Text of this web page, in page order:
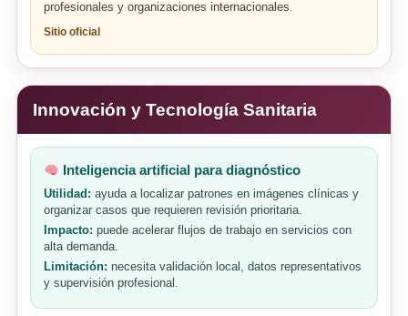
profesionales y organizaciones internacionales.
Sitio oficial
Innovación y Tecnología Sanitaria
Inteligencia artificial para diagnóstico
Utilidad: ayuda a localizar patrones en imágenes clínicas y
organizar casos que requieren revisión prioritaria.
Impacto: puede acelerar flujos de trabajo en servicios con
alta demanda.
Limitación: necesita validación local, datos representativos
y supervisión profesional.